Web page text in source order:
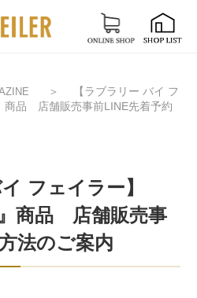
＞
【ラブラリー バイ フ
商品 店舗販売事前LINE先着予約
フェイラー】
商品 店舗販売事
法のご案内